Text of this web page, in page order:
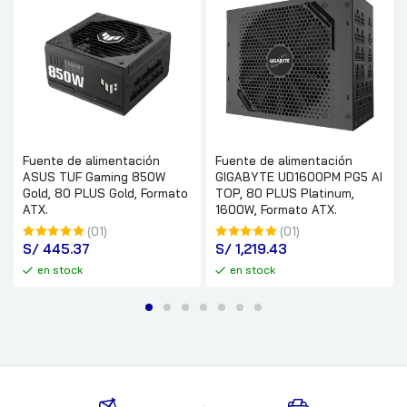
Fuente de alimentación
ASUS TUF Gaming 850W
Gold, 80 PLUS Gold, Formato
ATX.
(01)
S/ 445.37
en stock
Fuente de alimentación
GIGABYTE UD1600PM PG5 AI
TOP, 80 PLUS Platinum,
1600W, Formato ATX.
(01)
S/ 1,219.43
en stock